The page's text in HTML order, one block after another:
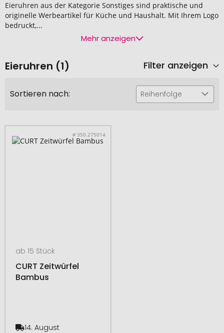
Eieruhren aus der Kategorie Sonstiges sind praktische und
originelle Werbeartikel für Küche und Haushalt. Mit Ihrem Logo
bedruckt,...
Mehr anzeigen
Eieruhren (1) Filter anzeigen
Sortieren nach: Reihenfolge
# 350.275014
ab 15 Stück
CURT Zeitwürfel
Bambus
14. August